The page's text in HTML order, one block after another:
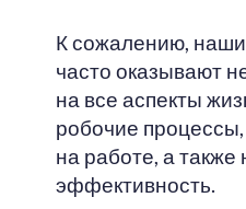
К сожалению,
часто оказывают
на все аспекты
робочие
на работе, а также
эффективность.